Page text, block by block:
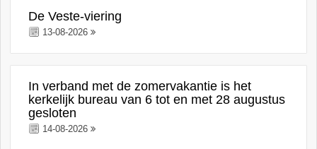
De Veste-viering
13-08-2026
In verband met de zomervakantie is het
kerkelijk bureau van 6 tot en met 28 augustus
gesloten
14-08-2026